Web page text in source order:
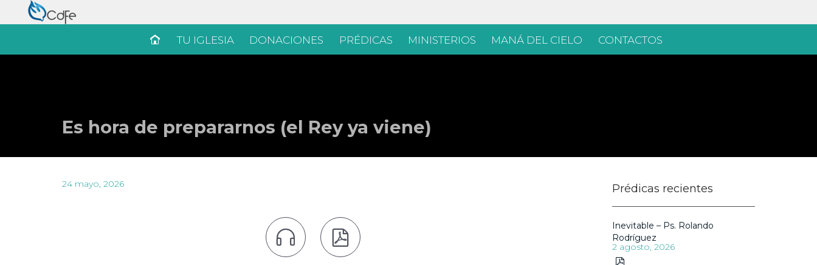
to
content
TU IGLESIA DONACIONES PRÉDICAS MINISTERIOS MANÁ DEL CIELO CONTACTOS
Es hora de prepararnos (el Rey ya viene)
24 mayo, 2026
 
Prédicas recientes
Inevitable – Ps. Rolando
Rodríguez
2 agosto, 2026
